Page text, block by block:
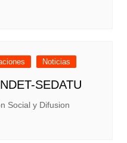
Noticias
SEDATU
Social y Difusion